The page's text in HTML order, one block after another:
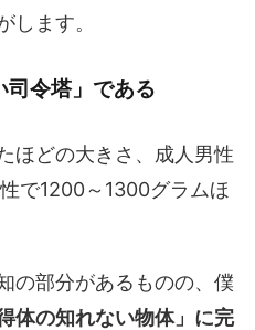
します。
司令塔」である
ほどの大きさ、成人男性
で1200～1300グラムほ
の部分があるものの、僕
体の知れない物体」に完